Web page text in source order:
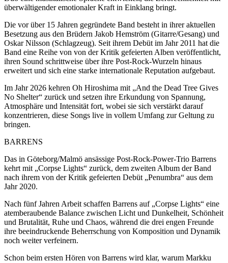
überwältigender emotionaler Kraft in Einklang bringt.
Die vor über 15 Jahren gegründete Band besteht in ihrer aktuellen
Besetzung aus den Brüdern Jakob Hemström (Gitarre/Gesang) und
Oskar Nilsson (Schlagzeug). Seit ihrem Debüt im Jahr 2011 hat die
Band eine Reihe von von der Kritik gefeierten Alben veröffentlicht,
ihren Sound schrittweise über ihre Post-Rock-Wurzeln hinaus
erweitert und sich eine starke internationale Reputation aufgebaut.
Im Jahr 2026 kehren Oh Hiroshima mit „And the Dead Tree Gives
No Shelter“ zurück und setzen ihre Erkundung von Spannung,
Atmosphäre und Intensität fort, wobei sie sich verstärkt darauf
konzentrieren, diese Songs live in vollem Umfang zur Geltung zu
bringen.
BARRENS
Das in Göteborg/Malmö ansässige Post-Rock-Power-Trio Barrens
kehrt mit „Corpse Lights“ zurück, dem zweiten Album der Band
nach ihrem von der Kritik gefeierten Debüt „Penumbra“ aus dem
Jahr 2020.
Nach fünf Jahren Arbeit schaffen Barrens auf „Corpse Lights“ eine
atemberaubende Balance zwischen Licht und Dunkelheit, Schönheit
und Brutalität, Ruhe und Chaos, während die drei engen Freunde
ihre beeindruckende Beherrschung von Komposition und Dynamik
noch weiter verfeinern.
Schon beim ersten Hören von Barrens wird klar, warum Markku